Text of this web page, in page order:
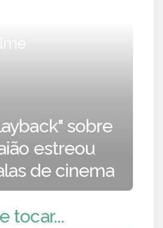
sobre
estreou
de cinema
tocar...